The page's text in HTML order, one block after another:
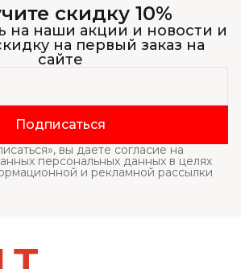
скидку 10%
на наши акции и новости и
на первый заказ на
сайте
Подписаться
вы даете согласие на
персональных данных в целях
и рекламной рассылки